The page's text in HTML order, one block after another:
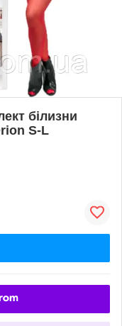
білизни
S-L